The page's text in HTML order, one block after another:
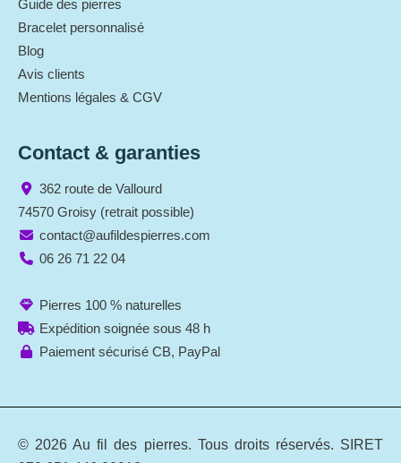
Guide des pierres
Bracelet personnalisé
Blog
Avis clients
Mentions légales & CGV
Contact & garanties
362 route de Vallourd
74570 Groisy (retrait possible)
contact@aufildespierres.com
06 26 71 22 04
Pierres 100 % naturelles
Expédition soignée sous 48 h
Paiement sécurisé CB, PayPal
© 2026 Au fil des pierres. Tous droits réservés. SIRET